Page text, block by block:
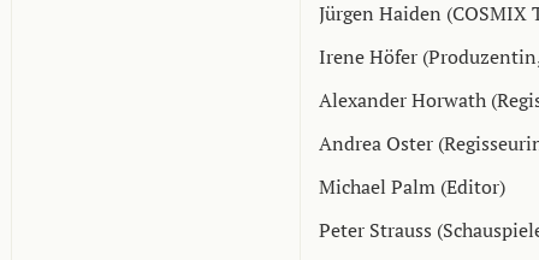
Jürgen Haiden (COSMIX
Irene Höfer
Alexander Horwath
Andrea Oster
Michael Palm (Editor)
Peter Strauss